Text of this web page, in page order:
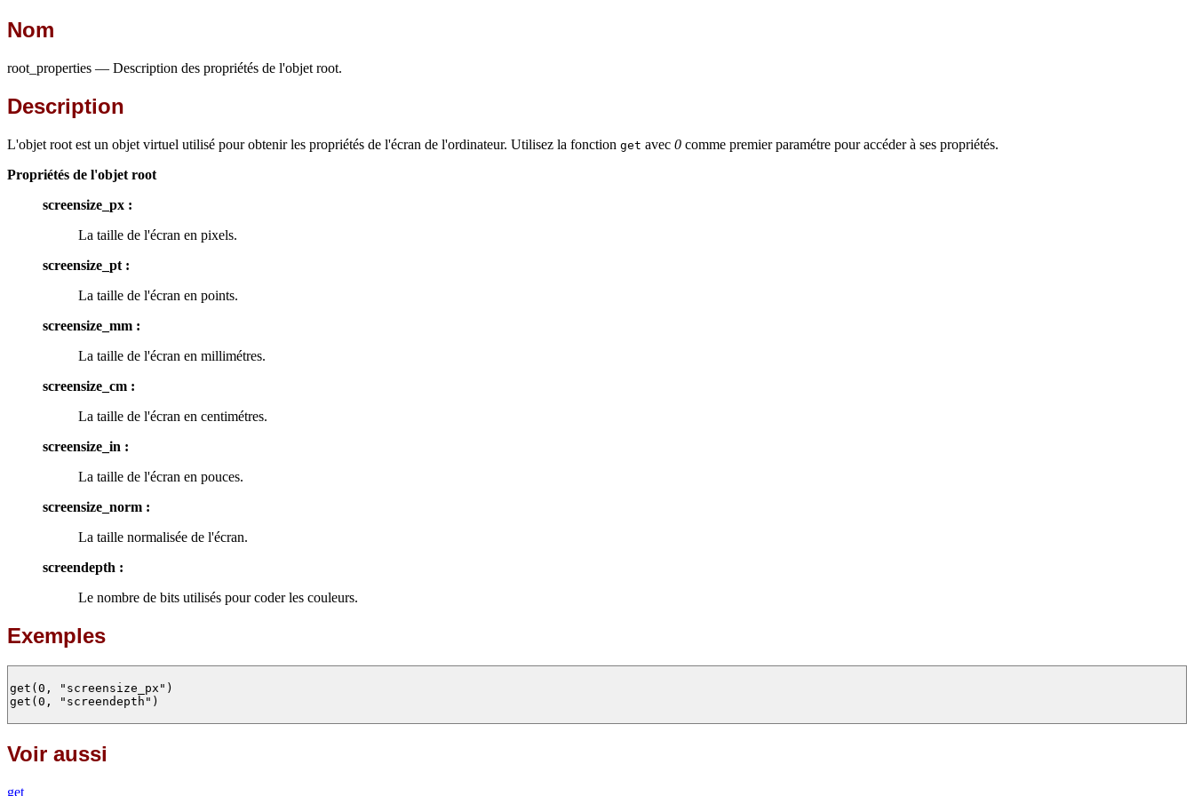
Nom
root_properties — Description des propriétés de l'objet root.
Description
L'objet root est un objet virtuel utilisé pour obtenir les propriétés de l'écran de l'ordinateur. Utilisez la fonction get avec 0 comme premier paramétre pour accéder à ses propriétés.
Propriétés de l'objet root
screensize_px :
La taille de l'écran en pixels.
screensize_pt :
La taille de l'écran en points.
screensize_mm :
La taille de l'écran en millimétres.
screensize_cm :
La taille de l'écran en centimétres.
screensize_in :
La taille de l'écran en pouces.
screensize_norm :
La taille normalisée de l'écran.
screendepth :
Le nombre de bits utilisés pour coder les couleurs.
Exemples
get(0, "screensize_px")
get(0, "screendepth")
Voir aussi
get